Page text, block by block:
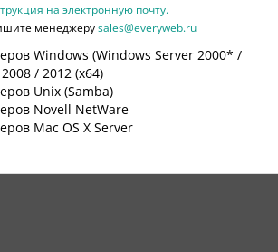
на электронную почту.
менеджеруsales@everyweb.ru
Windows (Windows Server 2000* /
/ 2012 (х64)
Unix (Samba)
Novell NetWare
Mac OS X Server